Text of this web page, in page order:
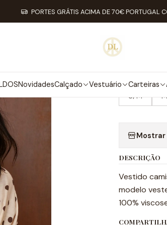
NovidadesCalçado Vestuário Carteiras
PORTES GRÁTIS ACIMA DE 70€ PORTUGAL
Início Vestuário Vestidos
|
TAMANHO
S/M
DESCRIÇÃO
Vestido
modelo
100%